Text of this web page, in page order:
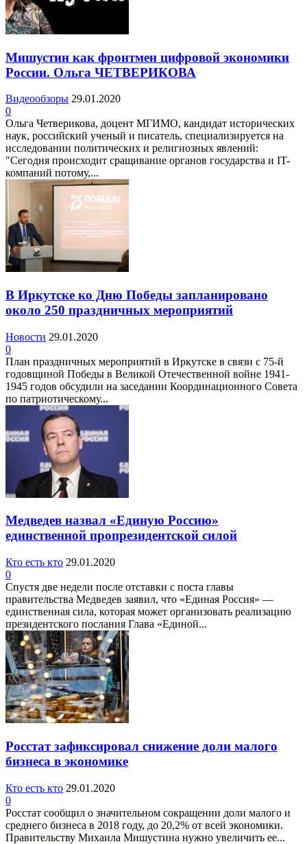
Мишустин как фронтмен цифровой экономики
России. Ольга ЧЕТВЕРИКОВА
Видеообзоры 29.01.2020
0
Ольга Четверикова, доцент МГИМО, кандидат исторических
наук, российский ученый и писатель, специализируется на
исследовании политических и религиозных явлений:
"Сегодня происходит сращивание органов государства и IT-
компаний потому,...
В Иркутске ко Дню Победы запланировано
около 250 праздничных мероприятий
Новости 29.01.2020
0
План праздничных мероприятий в Иркутске в связи с 75-й
годовщиной Победы в Великой Отечественной войне 1941-
1945 годов обсудили на заседании Координационного Совета
по патриотическому...
Медведев назвал «Единую Россию»
единственной пропрезидентской силой
Кто есть кто 29.01.2020
0
Спустя две недели после отставки с поста главы
правительства Медведев заявил, что «Единая Россия» —
единственная сила, которая может организовать реализацию
президентского послания Глава «Единой...
Росстат зафиксировал снижение доли малого
бизнеса в экономике
Кто есть кто 29.01.2020
0
Росстат сообщил о значительном сокращении доли малого и
среднего бизнеса в 2018 году, до 20,2% от всей экономики.
Правительству Михаила Мишустина нужно увеличить ее...